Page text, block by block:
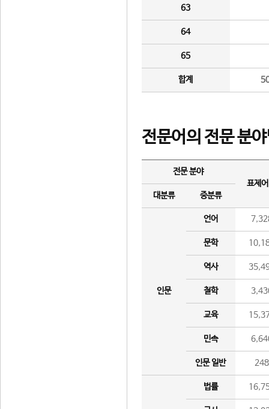
63
64
65
합계
전문어의 전문 분
전문 분야
표제
대분류
중분류
인문
언어
문학
역사
철학
교육
민속
인문 일반 248
법률